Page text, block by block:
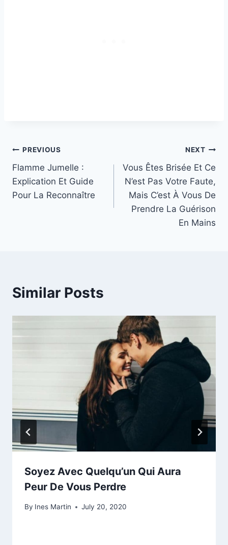
Post
navigation
PREVIOUS
Flamme Jumelle :
Explication Et Guide
Pour La Reconnaître
NEXT
Vous Êtes Brisée Et Ce
N’est Pas Votre Faute,
Mais C’est À Vous De
Prendre La Guérison
En Mains
Similar Posts
Soyez Avec Quelqu’un Qui Aura
Peur De Vous Perdre
By Ines Martin July 20, 2020